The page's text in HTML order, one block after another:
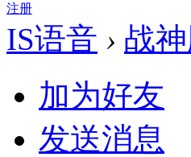
注册
IS语音 › 战
加为好友
发送消息